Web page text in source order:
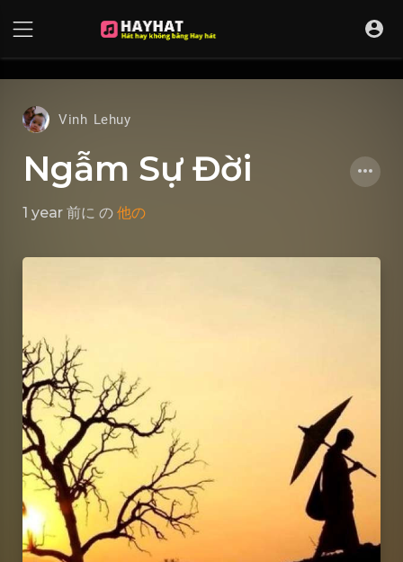
Vinh Lehuy
Ngẫm Sự Đời
1 year 前に の 他の